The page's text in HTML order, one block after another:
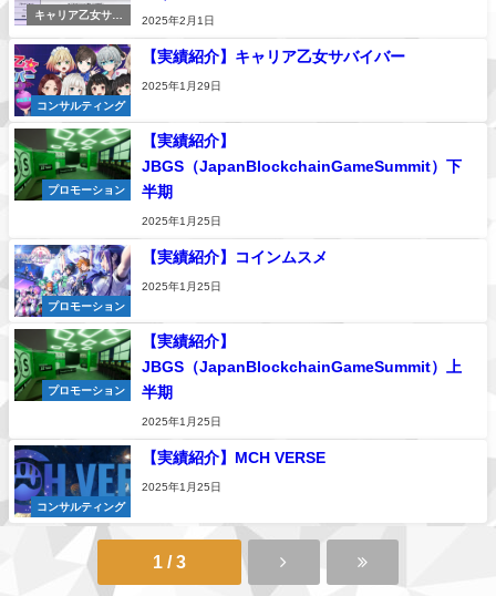
キャリア乙女サバ
2025年2月1日
コンサルティング
【実績紹介】キャリア乙女サバイバー
2025年1月29日
プロモーション
【実績紹介】
JBGS（JapanBlockchainGameSummit）下
半期
2025年1月25日
プロモーション
【実績紹介】コインムスメ
2025年1月25日
プロモーション
【実績紹介】
JBGS（JapanBlockchainGameSummit）上
半期
2025年1月25日
コンサルティング
【実績紹介】MCH VERSE
2025年1月25日
1 / 3